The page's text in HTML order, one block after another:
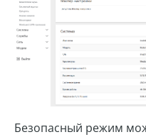
Безопасный режим